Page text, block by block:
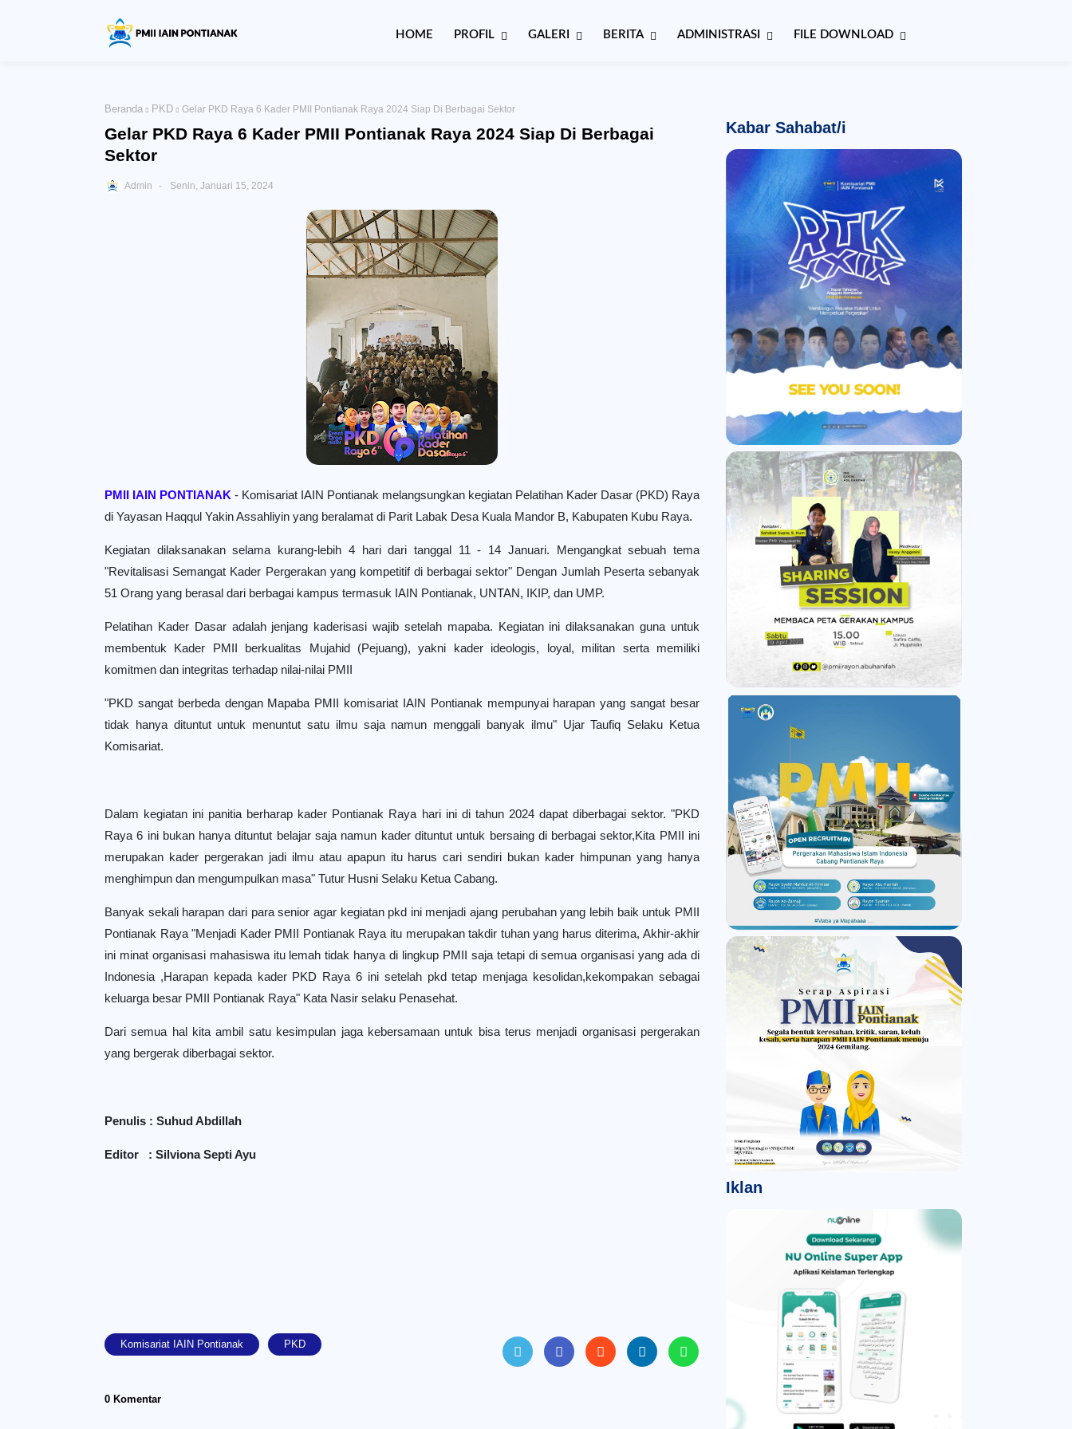
HOME PROFIL GALERI BERITA ADMINISTRASI FILE DOWNLOAD
Beranda PKD Gelar PKD Raya 6 Kader PMII Pontianak Raya 2024 Siap Di Berbagai Sektor
Gelar PKD Raya 6 Kader PMII Pontianak Raya 2024 Siap Di Berbagai
Sektor
Admin Senin, Januari 15, 2024
PMII IAIN PONTIANAK - Komisariat IAIN Pontianak melangsungkan kegiatan Pelatihan Kader Dasar (PKD) Raya
di Yayasan Haqqul Yakin Assahliyin yang beralamat di Parit Labak Desa Kuala Mandor B, Kabupaten Kubu Raya.
Kegiatan dilaksanakan selama kurang-lebih 4 hari dari tanggal 11 - 14 Januari. Mengangkat sebuah tema
"Revitalisasi Semangat Kader Pergerakan yang kompetitif di berbagai sektor" Dengan Jumlah Peserta sebanyak
51 Orang yang berasal dari berbagai kampus termasuk IAIN Pontianak, UNTAN, IKIP, dan UMP.
Pelatihan Kader Dasar adalah jenjang kaderisasi wajib setelah mapaba. Kegiatan ini dilaksanakan guna untuk
membentuk Kader PMII berkualitas Mujahid (Pejuang), yakni kader ideologis, loyal, militan serta memiliki
komitmen dan integritas terhadap nilai-nilai PMII
"PKD sangat berbeda dengan Mapaba PMII komisariat IAIN Pontianak mempunyai harapan yang sangat besar
tidak hanya dituntut untuk menuntut satu ilmu saja namun menggali banyak ilmu" Ujar Taufiq Selaku Ketua
Komisariat.
Dalam kegiatan ini panitia berharap kader Pontianak Raya hari ini di tahun 2024 dapat diberbagai sektor. "PKD
Raya 6 ini bukan hanya dituntut belajar saja namun kader dituntut untuk bersaing di berbagai sektor,Kita PMII ini
merupakan kader pergerakan jadi ilmu atau apapun itu harus cari sendiri bukan kader himpunan yang hanya
menghimpun dan mengumpulkan masa" Tutur Husni Selaku Ketua Cabang.
Banyak sekali harapan dari para senior agar kegiatan pkd ini menjadi ajang perubahan yang lebih baik untuk PMII
Pontianak Raya "Menjadi Kader PMII Pontianak Raya itu merupakan takdir tuhan yang harus diterima, Akhir-akhir
ini minat organisasi mahasiswa itu lemah tidak hanya di lingkup PMII saja tetapi di semua organisasi yang ada di
Indonesia ,Harapan kepada kader PKD Raya 6 ini setelah pkd tetap menjaga kesolidan,kekompakan sebagai
keluarga besar PMII Pontianak Raya" Kata Nasir selaku Penasehat.
Dari semua hal kita ambil satu kesimpulan jaga kebersamaan untuk bisa terus menjadi organisasi pergerakan
yang bergerak diberbagai sektor.
Penulis : Suhud Abdillah
Editor : Silviona Septi Ayu
Komisariat IAIN Pontianak PKD
0 Komentar
Kabar Sahabat/i
Iklan